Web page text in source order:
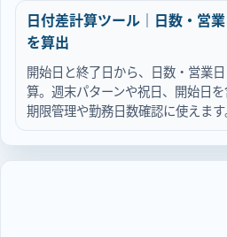
日付差計算ツール｜日数・営
を算出
開始日と終了日から、日数・営業
算。週末パターンや祝日、開始日を
期限管理や勤務日数確認に使えます